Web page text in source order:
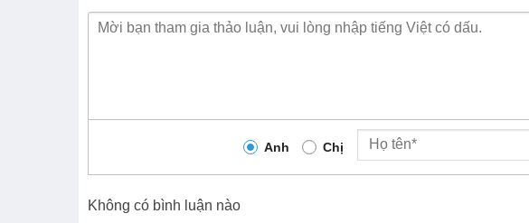
Anh Chị
Không có bình luận nào